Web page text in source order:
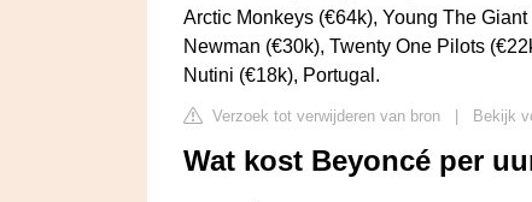
Arctic Monkeys (€64k), Young The
Newman (€30k), Twenty One Pilots
Nutini (€18k), Portugal.
Verzoek tot verwijderen van bron Bekijk
Wat kost Beyoncé per